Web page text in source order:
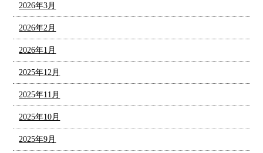
2026年3月
2026年2月
2026年1月
2025年12月
2025年11月
2025年10月
2025年9月